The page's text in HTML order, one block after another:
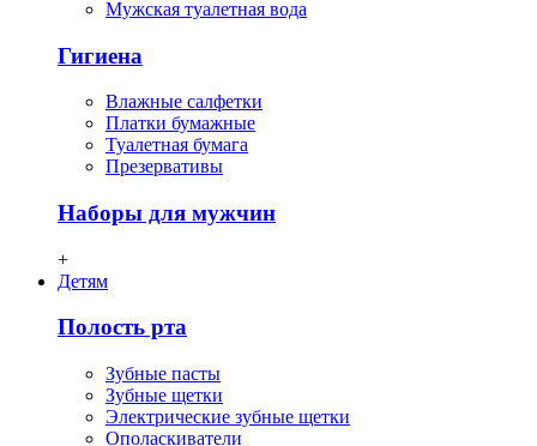
Мужская туалетная вода
Гигиена
Влажные салфетки
Платки бумажные
Туалетная бумага
Презервативы
Наборы для мужчин
+
Детям
Полость рта
Зубные пасты
Зубные щетки
Электрические зубные щетки
Ополаскиватели